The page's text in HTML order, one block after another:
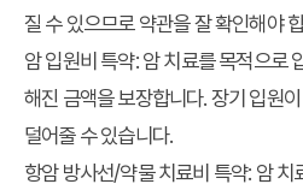
질 수 있으므로 약관을 잘 확인해야
암 입원비 특약:암 치료를 목적으로
해진 금액을 보장합니다. 장기 입원
덜어줄 수 있습니다.
항암 방사선/약물 치료비 특약: 암 치